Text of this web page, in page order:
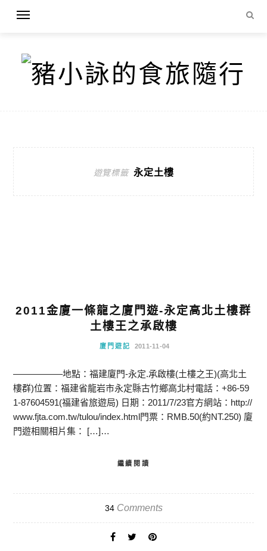
遊覽標籤 永定土樓
2011金廈一條龍之廈門遊-永定高北土樓群
土樓王之承啟樓
廈門遊記 2011-11-04
—————–地點：福建廈門-永定.承啟樓(土樓之王)(高北土
樓群)位置：福建省龍岩市永定縣古竹鄉高北村電話：+86-59
1-87604591(福建省旅遊局) 日期：2011/7/23官方網站：http://
www.fjta.com.tw/tulou/index.html門票：RMB.50(約NT.250) 廈
門遊相關相片集： […]…
繼續閱讀
34Comments